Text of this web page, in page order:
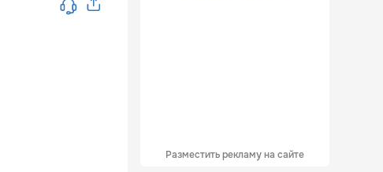
Разместить рекламу на сайте